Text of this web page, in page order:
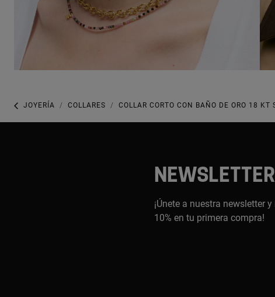
JOYERÍA COLLARES COLLAR CORTO CON BAÑO DE ORO 18 KT
NEWSLETTER
¡Únete a nuestra newsletter y
10% en tu primera compra!